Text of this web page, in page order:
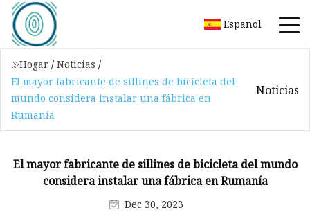
Español
Hogar / Noticias /
El mayor fabricante de sillines de bicicleta del
mundo considera instalar una fábrica en
Rumanía
Noticias
El mayor fabricante de sillines de bicicleta del mundo
considera instalar una fábrica en Rumanía
Dec 30, 2023